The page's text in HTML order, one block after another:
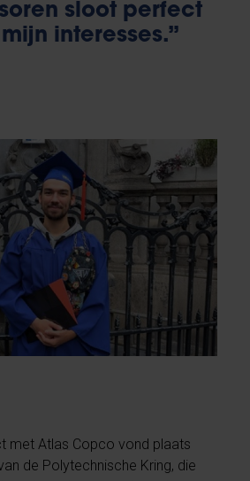
sloot perfect
interesses.”
met Atlas Copco vond plaats
de Polytechnische Kring, die